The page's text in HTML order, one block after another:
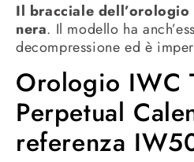
Il bracciale
nera. Il modello ha
decompressione ed è
Orologio IWC
Perpetual
referenza